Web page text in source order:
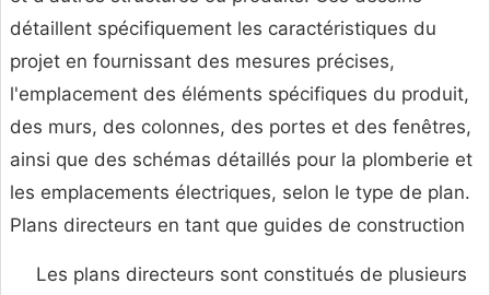
détaillent spécifiquement les caractéristiques du
projet en fournissant des mesures précises,
l'emplacement des éléments spécifiques du produit,
des murs, des colonnes, des portes et des fenêtres,
ainsi que des schémas détaillés pour la plomberie et
les emplacements électriques, selon le type de plan.
Plans directeurs en tant que guides de construction
Les plans directeurs sont constitués de plusieurs